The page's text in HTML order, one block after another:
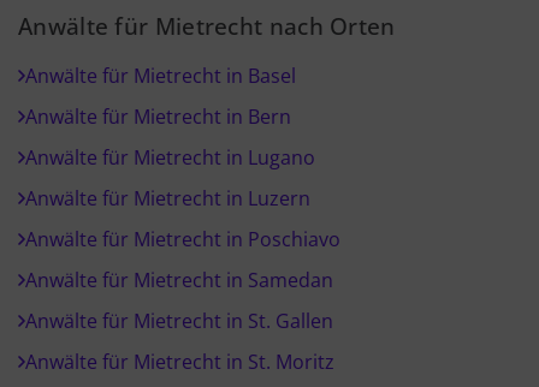
Anwälte für Mietrecht nach Orten
Anwälte für Mietrecht in Basel
Anwälte für Mietrecht in Bern
Anwälte für Mietrecht in Lugano
Anwälte für Mietrecht in Luzern
Anwälte für Mietrecht in Poschiavo
Anwälte für Mietrecht in Samedan
Anwälte für Mietrecht in St. Gallen
Anwälte für Mietrecht in St. Moritz